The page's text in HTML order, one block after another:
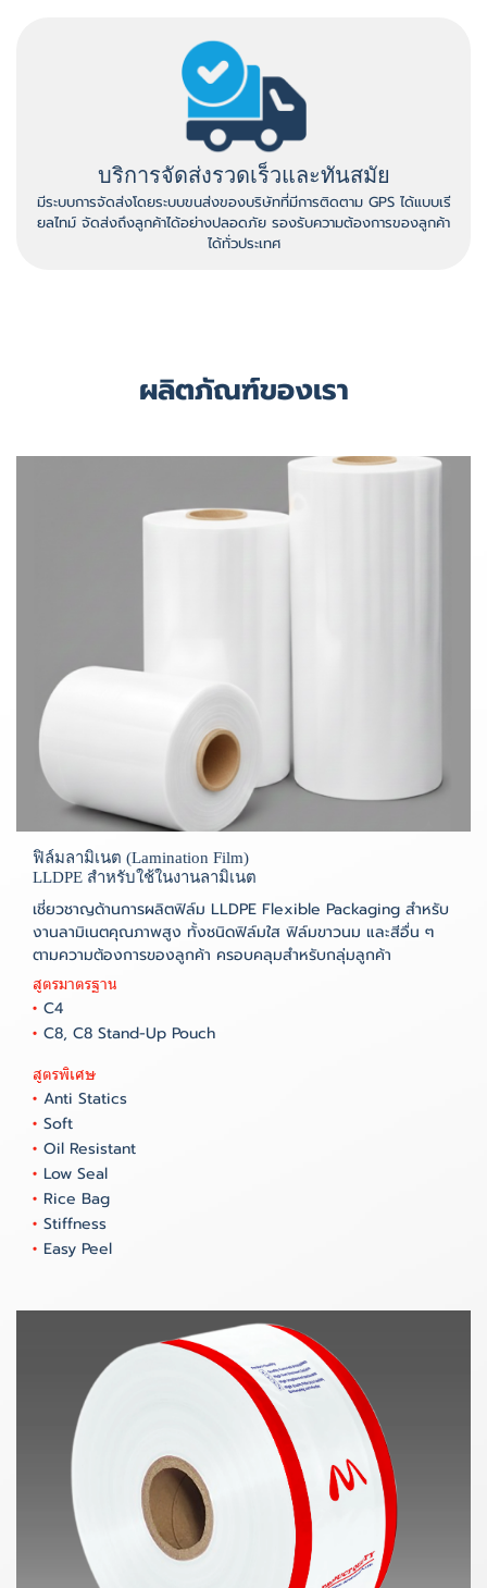
บริการจัดส่งรวดเร็วและทันสมัย
มีระบบการจัดส่งโดยระบบขนส่งของบริษัทที่มีการติดตาม GPS ได้แบบเรี
ยลไทม์ จัดส่งถึงลูกค้าได้อย่างปลอดภัย รองรับความต้องการของลูกค้า
ได้ทั่วประเทศ
ผลิตภัณฑ์ของเรา
ฟิล์มลามิเนต (Lamination Film)
LLDPE สำหรับใช้ในงานลามิเนต
เชี่ยวชาญด้านการผลิตฟิล์ม LLDPE Flexible Packaging สำหรับ
งานลามิเนตคุณภาพสูง ทั้งชนิดฟิล์มใส ฟิล์มขาวนม และสีอื่น ๆ
ตามความต้องการของลูกค้า ครอบคลุมสำหรับกลุ่มลูกค้า
สูตรมาตรฐาน
• C4
• C8, C8 Stand-Up Pouch
สูตรพิเศษ
• Anti Statics
• Soft
• Oil Resistant
• Low Seal
• Rice Bag
• Stiffness
• Easy Peel